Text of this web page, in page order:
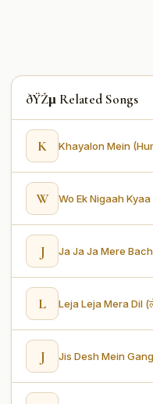
ðŸŽµ Related Songs
K Khayalon Mein
W Wo Ek Nigaah Kyaa
J Ja Ja Ja Mere
L Leja Leja Mera Dil
J Jis Desh Mein